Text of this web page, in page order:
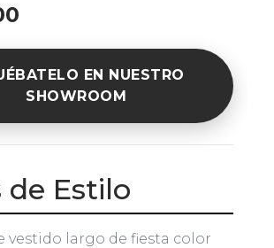
EN NUESTRO
SHOWROOM
de Estilo
vestido largo de fiesta color